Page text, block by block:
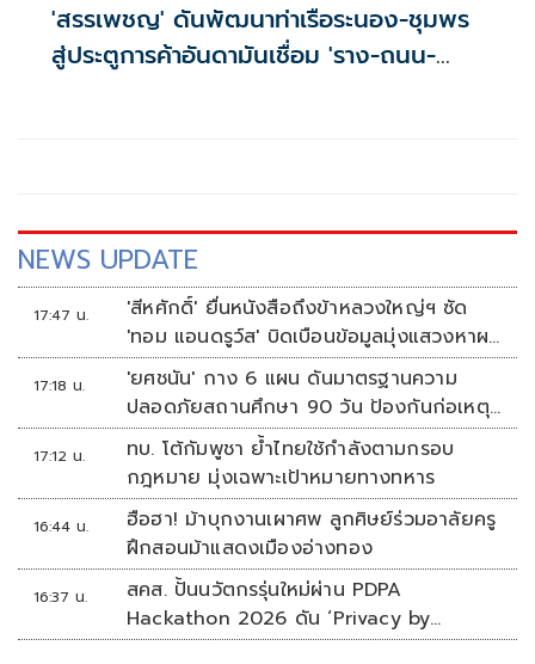
'สรรเพชญ' ดันพัฒนาท่าเรือระนอง-ชุมพร
สู่ประตูการค้าอันดามันเชื่อม 'ราง-ถนน-
NEWS UPDATE
17:47 น.
'สีหศักดิ์' ยื่นหนังสือถึงข้าหลวงใหญ่ฯ ซัด
'ทอม แอนดรูว์ส' บิดเบือนข้อมูลมุ่งแสวงหาผล
ประโยชน์ทางการเมือง
17:18 น.
'ยศชนัน' กาง 6 แผน ดันมาตรฐานความ
ปลอดภัยสถานศึกษา 90 วัน ป้องกันก่อเหตุ
รุนแรง
17:12 น.
ทบ. โต้กัมพูชา ย้ำไทยใช้กำลังตามกรอบ
กฎหมาย มุ่งเฉพาะเป้าหมายทางทหาร
16:44 น.
ฮือฮา! ม้าบุกงานเผาศพ ลูกศิษย์ร่วมอาลัยครู
ฝึกสอนม้าแสดงเมืองอ่างทอง
16:37 น.
สคส. ปั้นนวัตกรรุ่นใหม่ผ่าน PDPA
Hackathon 2026 ดัน ‘Privacy by
Design for all’ สู่โซลูชันคุ้มครองข้อมูลส่วน